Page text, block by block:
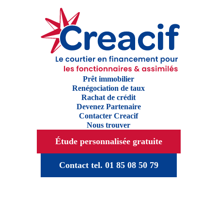
Prêt immobilier
Renégociation de taux
Rachat de crédit
Devenez Partenaire
Contacter Creacif
Nous trouver
Étude personnalisée gratuite
Contact tel. 01 85 08 50 79